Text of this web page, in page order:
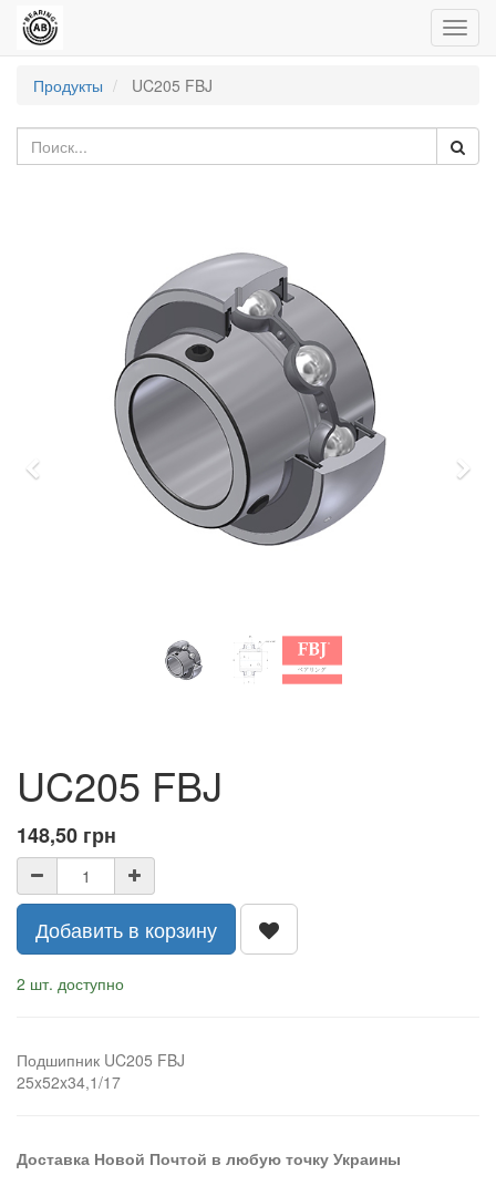
Продукты
UC205 FBJ
UC205 FBJ
148,50 грн
Добавить в корзину
2 шт. доступно
Подшипник UC205 FBJ
25x52x34,1/17
Доставка Новой Почтой в любую точку Украины